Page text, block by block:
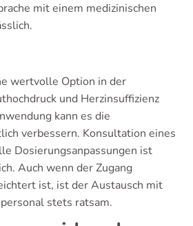
mit einem medizinischen
wertvolle Option in der
und Herzinsuffizienz
kann es die
verbessern. Konsultation eines
Dosierungsanpassungen ist
Auch wenn der Zugang
ist, ist der Austausch mit
stets ratsam.